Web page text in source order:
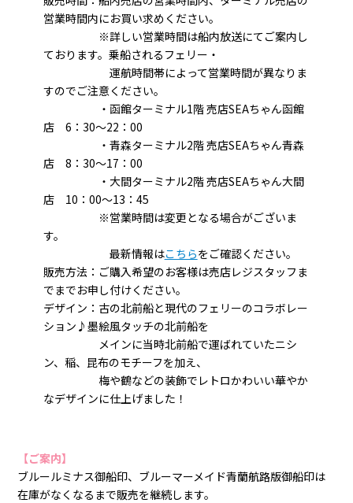
営業時間内にお買い求めください。
※詳しい営業時間は船内放送にてご案内し
ております。乗船されるフェリー・
運航時間帯によって営業時間が異なりま
すのでご注意ください。
・函館ターミナル1階 売店SEAちゃん函館
店 6：30～22：00
・青森ターミナル2階 売店SEAちゃん青森
店 8：30～17：00
・大間ターミナル2階 売店SEAちゃん大間
店 10：00～13：45
※営業時間は変更となる場合がございま
す。
最新情報はこちらをご確認ください。
販売方法：ご購入希望のお客様は売店レジスタッフま
でまでお申し付けください。
デザイン：古の北前船と現代のフェリーのコラボレー
ション♪墨絵風タッチの北前船を
メインに当時北前船で運ばれていたニシ
ン、稲、昆布のモチーフを加え、
梅や鶴などの装飾でレトロかわいい華やか
なデザインに仕上げました！
【ご案内】
ブルールミナス御船印、ブルーマーメイド青蘭航路版御船印は
在庫がなくなるまで販売を継続します。